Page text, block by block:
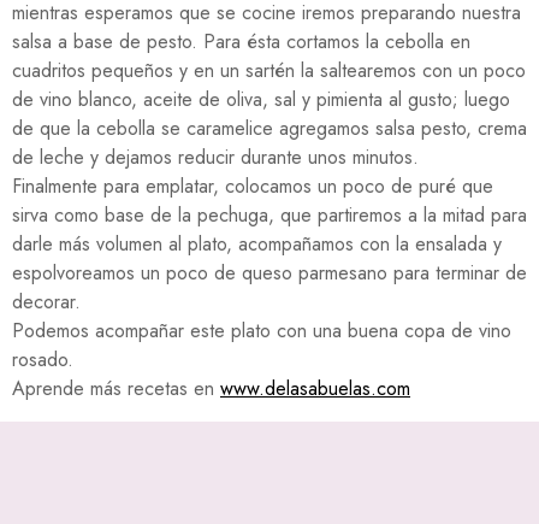
mientras esperamos que se cocine iremos preparando nuestra
salsa a base de pesto. Para ésta cortamos la cebolla en
cuadritos pequeños y en un sartén la saltearemos con un poco
de vino blanco, aceite de oliva, sal y pimienta al gusto; luego
de que la cebolla se caramelice agregamos salsa pesto, crema
de leche y dejamos reducir durante unos minutos.
Finalmente para emplatar, colocamos un poco de puré que
sirva como base de la pechuga, que partiremos a la mitad para
darle más volumen al plato, acompañamos con la ensalada y
espolvoreamos un poco de queso parmesano para terminar de
decorar.
Podemos acompañar este plato con una buena copa de vino
rosado.
Aprende más recetas en www.delasabuelas.com